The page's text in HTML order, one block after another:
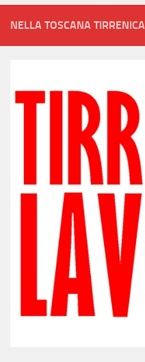
NELLA TOSCANA TIRRENICA